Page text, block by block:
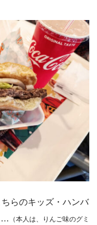
らのキッズ・ハンバ
…
（本人は、りんご味のグミ